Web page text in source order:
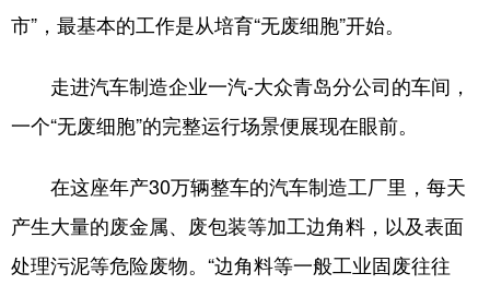
市”，最基本的工作是从培育“无废细胞”开始。
走进汽车制造企业一汽-大众青岛分公司的车间，
一个“无废细胞”的完整运行场景便展现在眼前。
在这座年产30万辆整车的汽车制造工厂里，每天
产生大量的废金属、废包装等加工边角料，以及表面
处理污泥等危险废物。“边角料等一般工业固废往往